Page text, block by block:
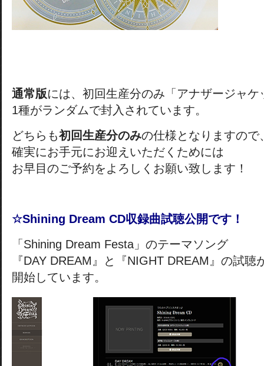
通常版には、初回生産分のみ「アナザージャ
1種がランダムで封入されています。
どちらも初回生産分のみの仕様となりますので
確実にお手元にお迎えいただくためには
お早目のご予約をよろしくお願い致します！
☆Shining Dream CD収録曲試聴公開です！
「Shining Dream Festa」のテーマソング
『DAY DREAM』と『NIGHT DREAM』の試聴
開始しています。